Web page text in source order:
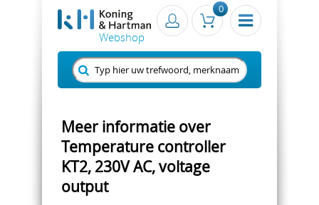
0
Meer informatie over
Temperature controller
KT2, 230V AC, voltage
output